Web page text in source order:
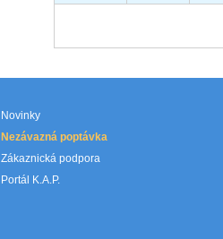
Novinky
Nezávazná poptávka
Zákaznická podpora
Portál K.A.P.